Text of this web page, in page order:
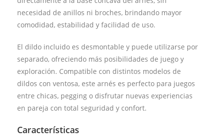
necesidad de anillos ni broches, brindando mayor
comodidad, estabilidad y facilidad de uso.
El dildo incluido es desmontable y puede utilizarse por
separado, ofreciendo más posibilidades de juego y
exploración. Compatible con distintos modelos de
dildos con ventosa, este arnés es perfecto para juegos
entre chicas, pegging o disfrutar nuevas experiencias
en pareja con total seguridad y confort.
Características